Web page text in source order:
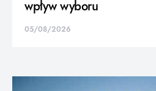
wpływ wyboru
05/08/2026